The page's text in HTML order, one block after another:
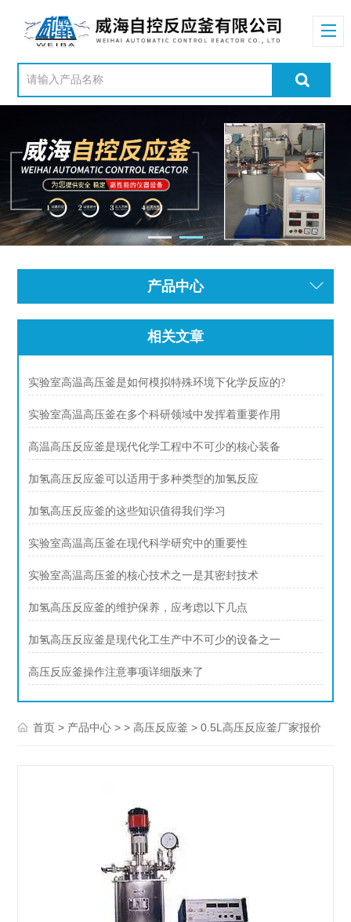
产品中心
相关文章
实验室高温高压釜是如何模拟特殊环境下化学反应的?
实验室高温高压釜在多个科研领域中发挥着重要作用
高温高压反应釜是现代化学工程中不可少的核心装备
加氢高压反应釜可以适用于多种类型的加氢反应
加氢高压反应釜的这些知识值得我们学习
实验室高温高压釜在现代科学研究中的重要性
实验室高温高压釜的核心技术之一是其密封技术
加氢高压反应釜的维护保养，应考虑以下几点
加氢高压反应釜是现代化工生产中不可少的设备之一
高压反应釜操作注意事项详细版来了
首页 > 产品中心 > >高压反应釜 > 0.5L高压反应釜厂家报价